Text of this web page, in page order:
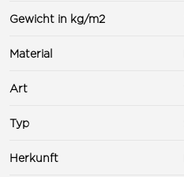
Gewicht in kg/m2
Material
Art
Typ
Herkunft